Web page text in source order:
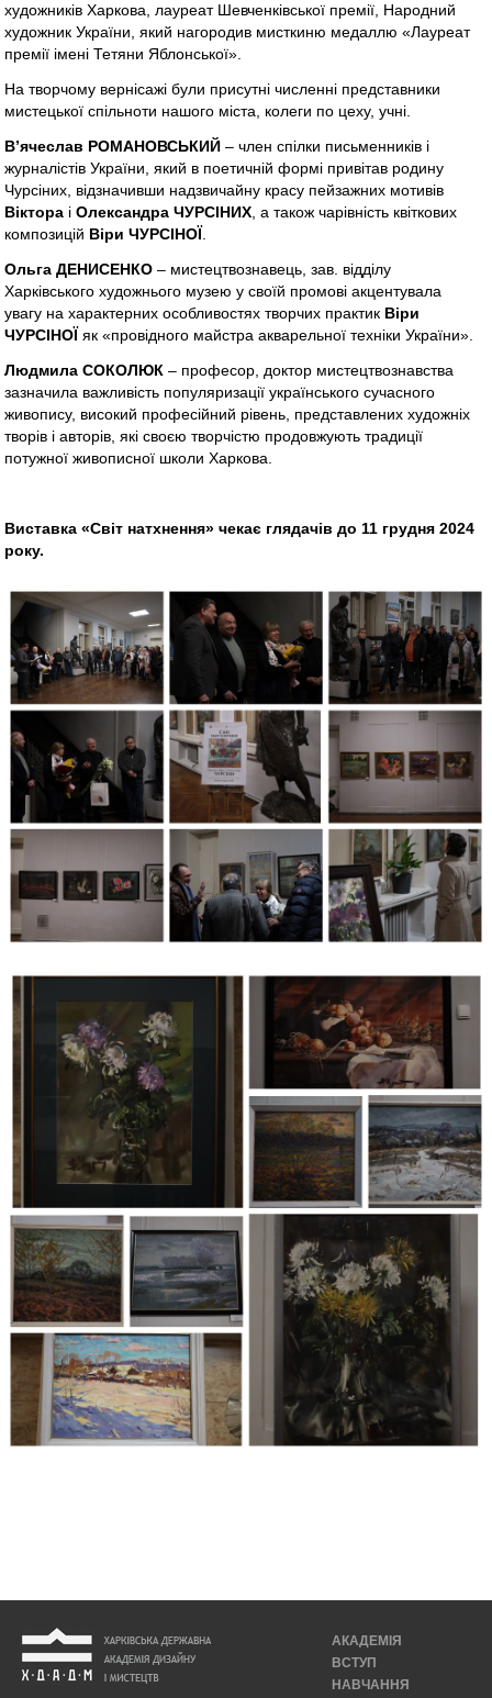
художників Харкова, лауреат Шевченківської премії, Народний
художник України, який нагородив мисткиню медаллю «Лауреат
премії імені Тетяни Яблонської».
На творчому вернісажі були присутні численні представники
мистецької спільноти нашого міста, колеги по цеху, учні.
В’ячеслав РОМАНОВСЬКИЙ – член спілки письменників і
журналістів України, який в поетичній формі привітав родину
Чурсіних, відзначивши надзвичайну красу пейзажних мотивів
Віктора іОлександра ЧУРСІНИХ, а також чарівність квіткових
композицій Віри ЧУРСІНОЇ.
Ольга ДЕНИСЕНКО – мистецтвознавець, зав. відділу
Харківського художнього музею у своїй промові акцентувала
увагу на характерних особливостях творчих практик Віри
ЧУРСІНОЇ як «провідного майстра акварельної техніки України».
Людмила СОКОЛЮК – професор, доктор мистецтвознавства
зазначила важливість популяризації українського сучасного
живопису, високий професійний рівень, представлених художніх
творів і авторів, які своєю творчістю продовжують традиції
потужної живописної школи Харкова.
Виставка «Світ натхнення» чекає глядачів до 11 грудня 2024
року.
АКАДЕМІЯ
ВСТУП
НАВЧАННЯ